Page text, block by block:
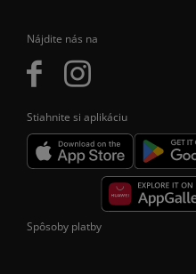
Nájdite nás na
Stiahnite si aplikáciu
Spôsoby platby